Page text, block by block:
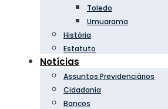
Toledo
Umuarama
História
Estatuto
Notícias
Assuntos Previdenciários
Cidadania
Bancos